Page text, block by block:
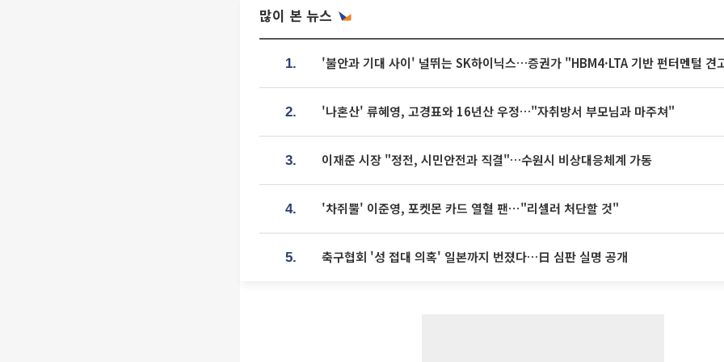
많이 본 뉴스
1. '불안과 기대 사이' 널뛰는 SK하이닉스…증권가 "HBM4·LTA 기반 펀터멘털 견
2. '나혼산' 류혜영, 고경표와 16년산 우정…"자취방서 부모님과 마주쳐"
3. 이재준 시장 "정전, 시민안전과 직결"…수원시 비상대응체계 가동
4. '차쥐뿔' 이준영, 포켓몬 카드 열혈 팬⋯"리셀러 처단할 것"
5. 축구협회 '성 접대 의혹' 일본까지 번졌다…日 심판 실명 공개